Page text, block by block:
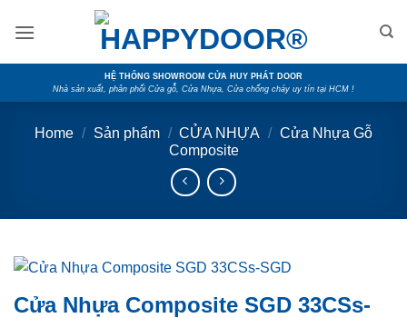
HỆ THỐNG SHOWROOM CỬA HUY PHÁT DOOR
Nhà sản xuất, phân phối Cửa gỗ, Cửa Nhựa, Cửa chống cháy uy tín tại HCM !
Home / Sản phẩm / CỬA NHỰA / Cửa Nhựa Gỗ
Composite
Cửa Nhựa Composite SGD 33CSs-